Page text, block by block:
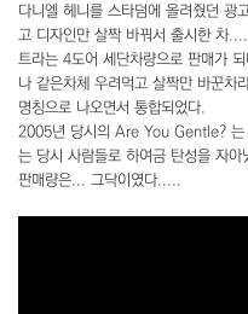
다니엘 헤니를 스타덤에 올려줬던
고 디자인만 살짝 바꿔서 출시한 차
트라는 4도어 세단차량으로 판매가
나 같은차체 우려먹고 살짝만 바꾼차
명칭으로 나오면서 통합되었다.
2005년 당시의 Are You Gentle? 는
는 당시 사람들로 하여금 탄성을 자
판매량은... 그닥이였다.....